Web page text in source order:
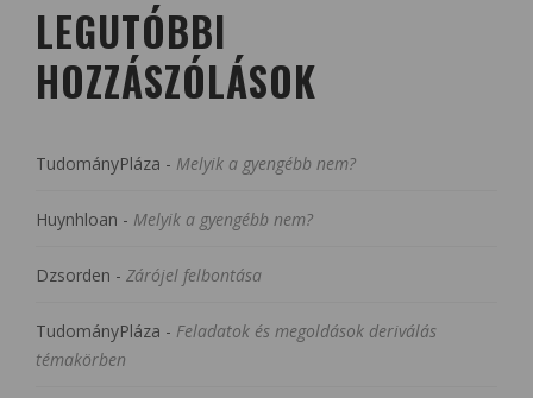
LEGUTÓBBI
HOZZÁSZÓLÁSOK
TudományPláza - Melyik a gyengébb nem?
Huynhloan - Melyik a gyengébb nem?
Dzsorden - Zárójel felbontása
TudományPláza - Feladatok és megoldások deriválás
témakörben